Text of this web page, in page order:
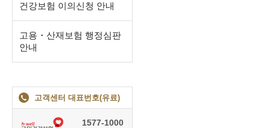
건강보험 이의신청 안내
고용・산재보험 행정심판
안내
고객센터 대표번호(유료)
1577-1000